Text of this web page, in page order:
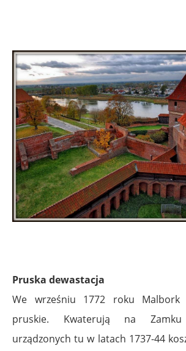
Pruska dewastacja
We wrześniu 1772 roku Malbork
pruskie. Kwaterują na
urządzonych tu w latach 1737-44